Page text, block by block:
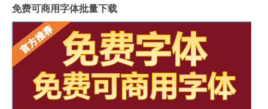
免费可商用字体批量下载